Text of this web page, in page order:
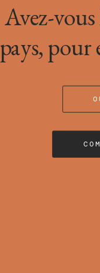
Avez-
pays,